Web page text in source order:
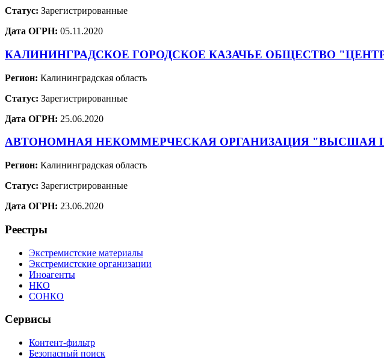
Статус: Зарегистрированные
Дата ОГРН: 05.11.2020
КАЛИНИНГРАДСКОЕ ГОРОДСКОЕ КАЗАЧЬЕ ОБЩЕСТВО
Регион: Калининградская область
Статус: Зарегистрированные
Дата ОГРН: 25.06.2020
АВТОНОМНАЯ НЕКОММЕРЧЕСКАЯ ОРГАНИЗАЦИЯ "ВЫСШАЯ
Регион: Калининградская область
Статус: Зарегистрированные
Дата ОГРН: 23.06.2020
Реестры
Экстремистские материалы
Экстремистские организации
Иноагенты
НКО
СОНКО
Сервисы
Контент-фильтр
Безопасный поиск